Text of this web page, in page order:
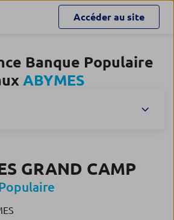
Accéder au site
Banque Populaire
ABYMES
GRAND CAMP